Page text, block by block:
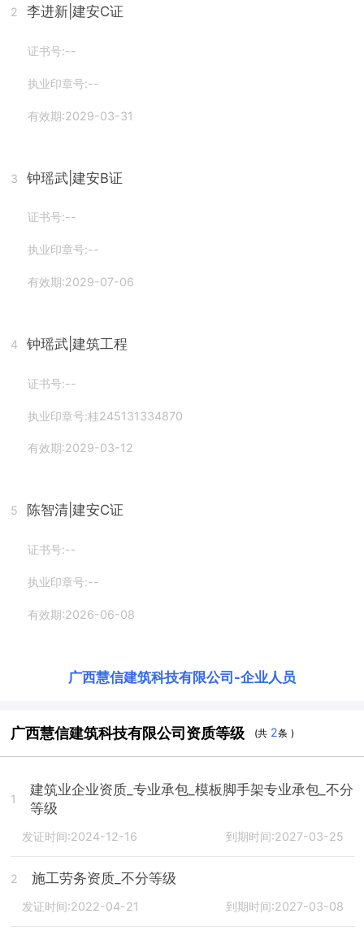
2 李进新 |建安C证
证书号:--
执业印章号:--
有效期:2029-03-31
3 钟瑶武 |建安B证
证书号:--
执业印章号:--
有效期:2029-07-06
4 钟瑶武 |建筑工程
证书号:--
执业印章号:桂245131334870
有效期:2029-03-12
5 陈智清 |建安C证
证书号:--
执业印章号:--
有效期:2026-06-08
广西慧信建筑科技有限公司 -企业人员
广西慧信建筑科技有限公司资质等级 (共 2条 )
1
建筑业企业资质_专业承包_模板脚手架专业承包_不分
等级
发证时间:2024-12-16 到期时间:2027-03-25
2 施工劳务资质_不分等级
发证时间:2022-04-21 到期时间:2027-03-08